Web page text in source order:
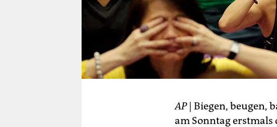
shop
fragen & hilfe
unterstützen
abo
AP| Biegen, beugen,
am Sonntag erstmals